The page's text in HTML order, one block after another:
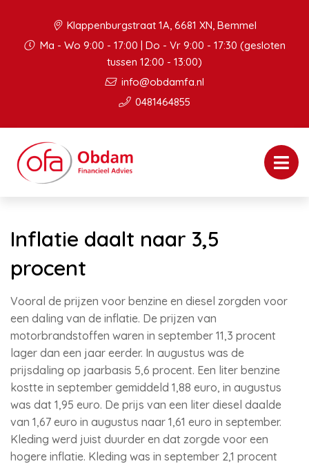
Klappenburgstraat 1A, 6681 XN, Bemmel
Ma - Wo 9:00 - 17:00 | Do - Vr 9:00 - 17:30 (gesloten
tussen 12:00 - 13:00)
info@obdamfa.nl
0481464855
Inflatie daalt naar 3,5
procent
Vooral de prijzen voor benzine en diesel zorgden voor
een daling van de inflatie. De prijzen van
motorbrandstoffen waren in september 11,3 procent
lager dan een jaar eerder. In augustus was de
prijsdaling op jaarbasis 5,6 procent. Een liter benzine
kostte in september gemiddeld 1,88 euro, in augustus
was dat 1,95 euro. De prijs van een liter diesel daalde
van 1,67 euro in augustus naar 1,61 euro in september.
Kleding werd juist duurder en dat zorgde voor een
hogere inflatie. Kleding was in september 2,1 procent